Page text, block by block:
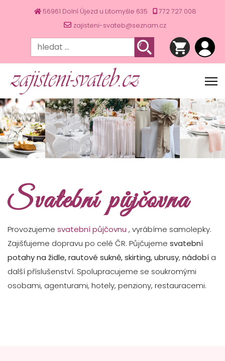
56961 Dolní Újezd u Litomyšle 635
772 727 008
zajisteni-svateb@seznam.cz
Svatební půjčovna
Provozujeme svatební půjčovnu , vyrábíme samolepky.
Zajišťujeme dopravu po celé ČR. Půjčujeme svatební
potahy na židle, rautové sukně, skirting, ubrusy, nádobí a
další příslušenství. Spolupracujeme se soukromými
osobami, agenturami, hotely, penziony, restauracemi.